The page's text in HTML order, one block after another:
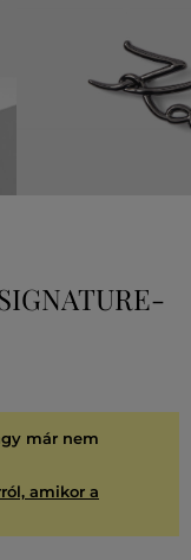
már nem
amikor a